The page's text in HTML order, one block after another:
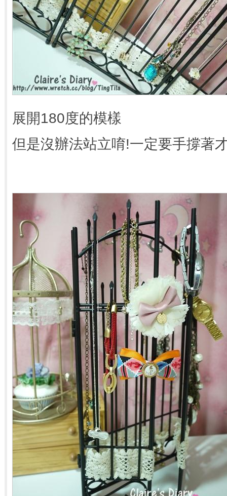
展開180度的模樣
但是沒辦法站立唷!一定要手撐著